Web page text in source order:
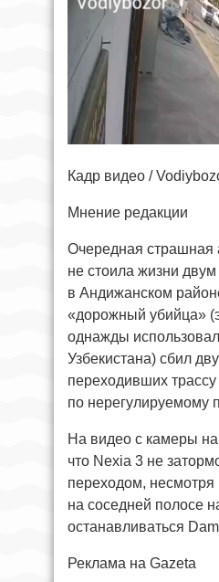
Кадр видео /
Мнение редакции
Очередная страшная
не стоила жизни
в Андижанском
«дорожный убийца»
однажды
Узбекистана) сбил
переходивших
по нерегулируемому
На видео с камеры
что Nexia 3 не
переходом, несмотря
на соседней полосе
останавливаться
Реклама на Gazeta